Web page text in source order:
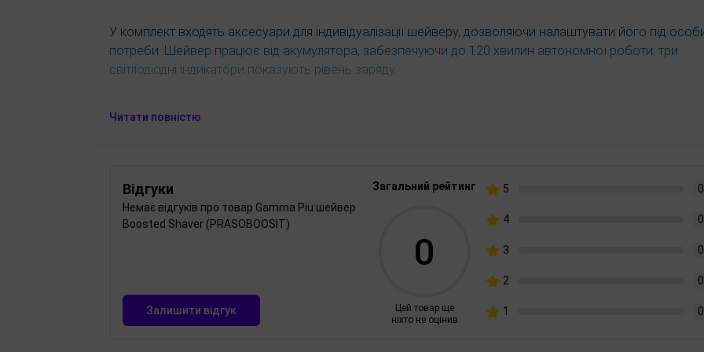
У комплект входять аксесуари для індивідуалізації шейверу, дозволяючи налаштувати його під
потреби. Шейвер працює від акумулятора, забезпечуючи до 120 хвилин автономної роботи; три
світлодіодні індикатори показують рівень заряду.
Особливі леза Crunchy з нержавіючої сталі, розташовані в шаховому порядку, забезпечують глибоке,
рівномірне та чисте гоління. Насадка має два леза для швидкого та рівного гоління й одне центральне
лезо для видалення довгих волосків, роблячи процес догляду за собою максимально комфортним.
Характеристики:
Читати повністю
Відгуки
Немає відгуків про товар Gamma Piu шейвер
Boosted Shaver (PRASOBOOSIT)
Залишити відгук
Загальний рейтинг
0
Цей товар ще
ніхто не оцінив
5 0
4 0
3 0
2 0
1 0